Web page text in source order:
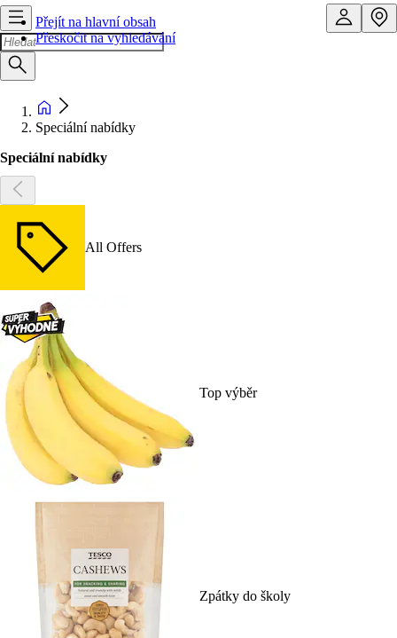
Přejít na hlavní obsah
Přeskočit na vyhledávání
Speciální nabídky
Speciální nabídky
All Offers
Top výběr
Zpátky do školy